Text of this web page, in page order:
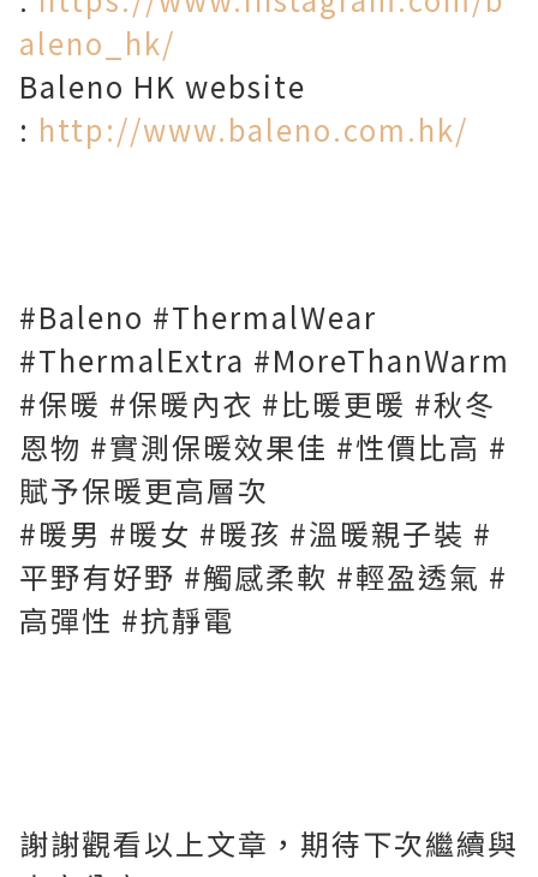
aleno_hk/
Baleno HK website
: http://www.baleno.com.hk/
#Baleno #ThermalWear
#ThermalExtra #MoreThanWarm
#保暖 #保暖內衣 #比暖更暖 #秋冬
恩物 #實測保暖效果佳 #性價比高 #
賦予保暖更高層次
#暖男 #暖女 #暖孩 #溫暖親子裝 #
平野有好野 #觸感柔軟 #輕盈透氣 #
高彈性 #抗靜電
謝謝觀看以上文章，期待下次繼續與